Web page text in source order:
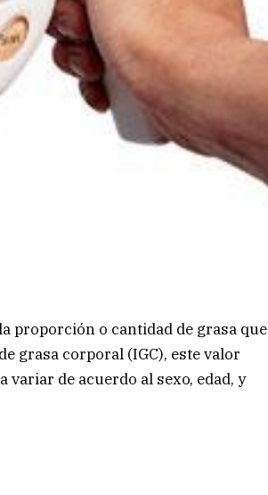
proporción o cantidad de grasa que
grasa corporal (IGC), este valor
variar de acuerdo al sexo, edad, y